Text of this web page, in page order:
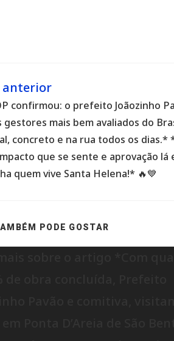
anterior
confirmou: o prefeito Joãozinho
gestores mais bem avaliados do
concreto e na rua todos os dias.*
que se sente e aprovação
quem vive Santa Helena!* 🔥💙
PODE GOSTAR